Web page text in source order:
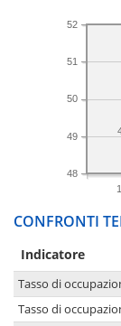
48
49
50
51
52
CONFRONTI
Indicatore
Tasso di
Tasso di